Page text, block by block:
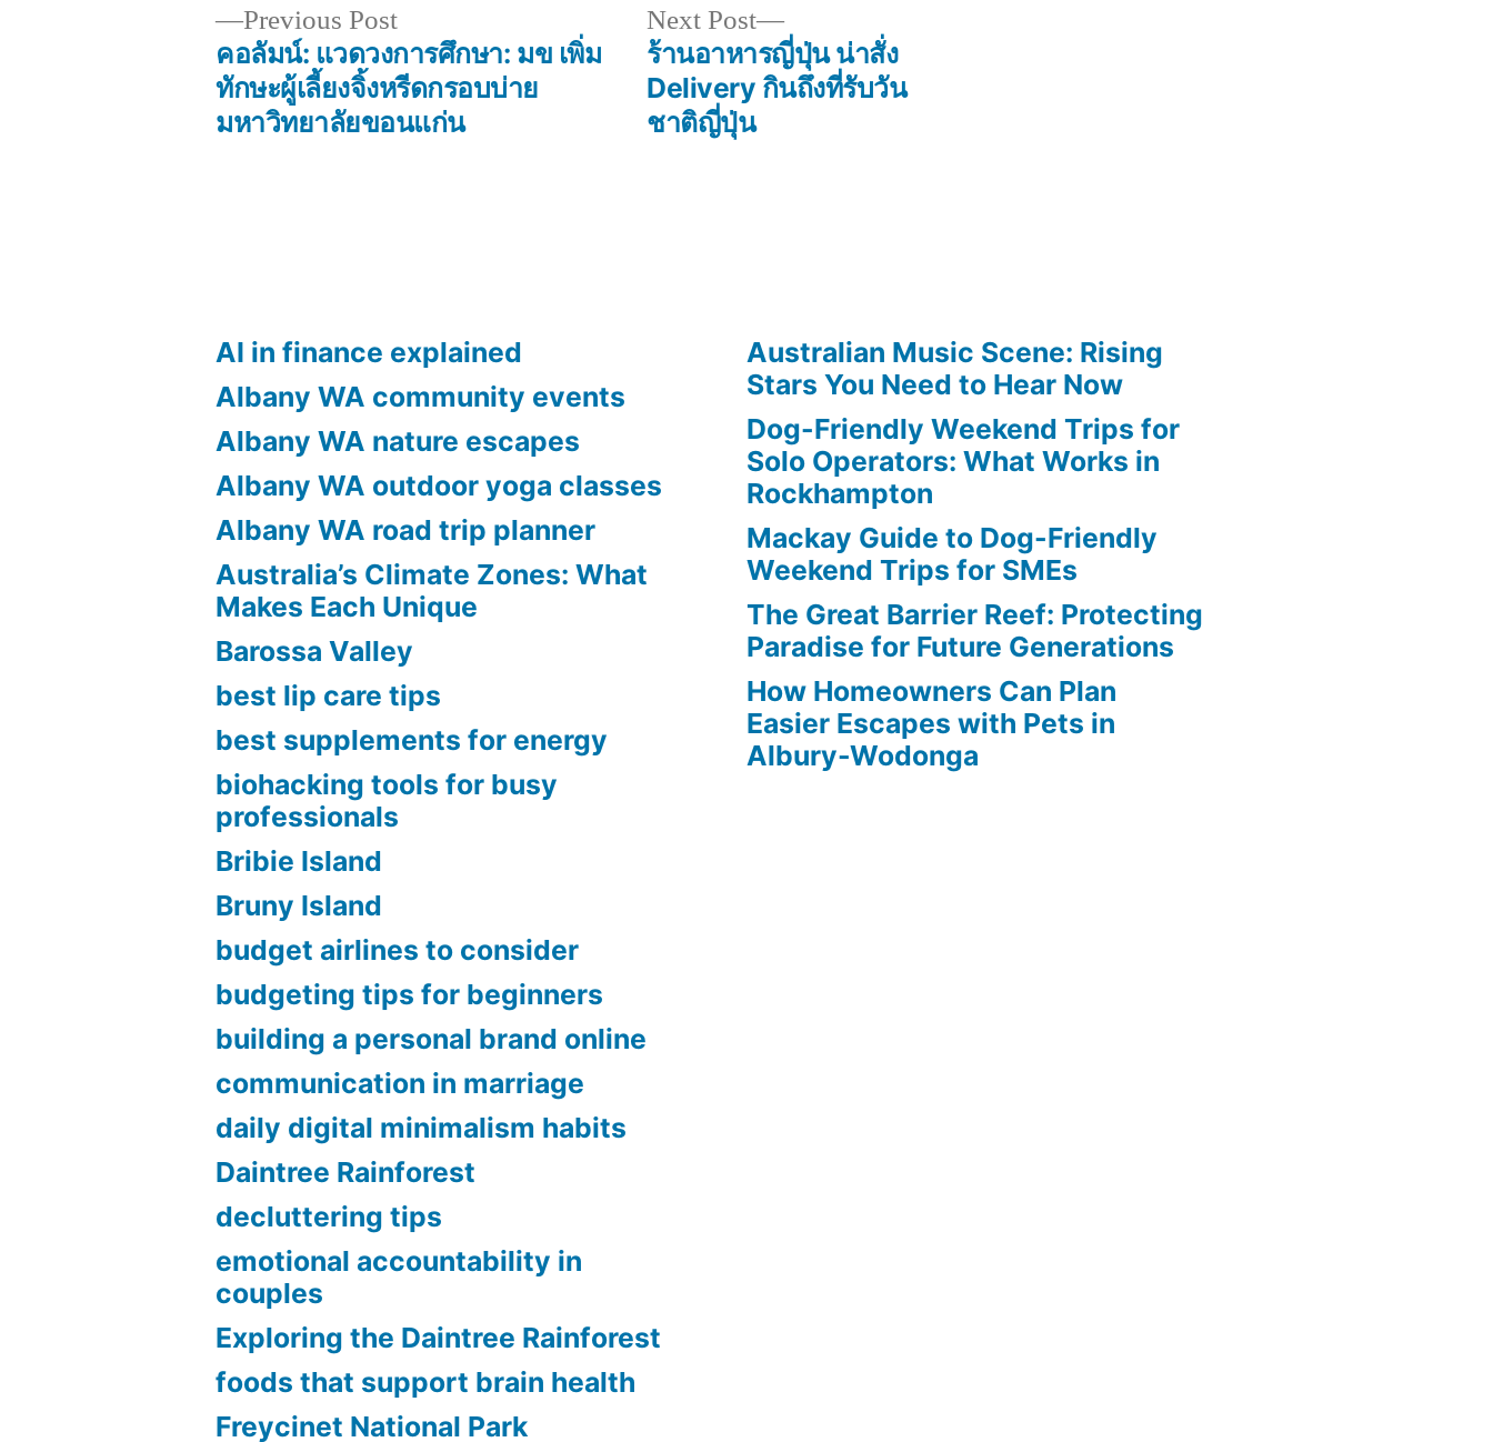
navigation
Previous PostPrevious
post:
คอลัมน์: แวดวงการศึกษา: มข เพิ่ม
ทักษะผู้เลี้ยงจิ้งหรีดกรอบบ่าย
มหาวิทยาลัยขอนแก่น
Next Post
Next
post:
ร้านอาหารญี่ปุ่น น่าสั่ง
Delivery กินถึงที่รับวัน
ชาติญี่ปุ่น
AI in finance explained
Albany WA community events
Albany WA nature escapes
Albany WA outdoor yoga classes
Albany WA road trip planner
Australia’s Climate Zones: What
Makes Each Unique
Barossa Valley
best lip care tips
best supplements for energy
biohacking tools for busy
professionals
Bribie Island
Bruny Island
budget airlines to consider
budgeting tips for beginners
building a personal brand online
communication in marriage
daily digital minimalism habits
Daintree Rainforest
decluttering tips
emotional accountability in
couples
Exploring the Daintree Rainforest
foods that support brain health
Freycinet National Park
Australian Music Scene: Rising
Stars You Need to Hear Now
Dog-Friendly Weekend Trips for
Solo Operators: What Works in
Rockhampton
Mackay Guide to Dog-Friendly
Weekend Trips for SMEs
The Great Barrier Reef: Protecting
Paradise for Future Generations
How Homeowners Can Plan
Easier Escapes with Pets in
Albury-Wodonga